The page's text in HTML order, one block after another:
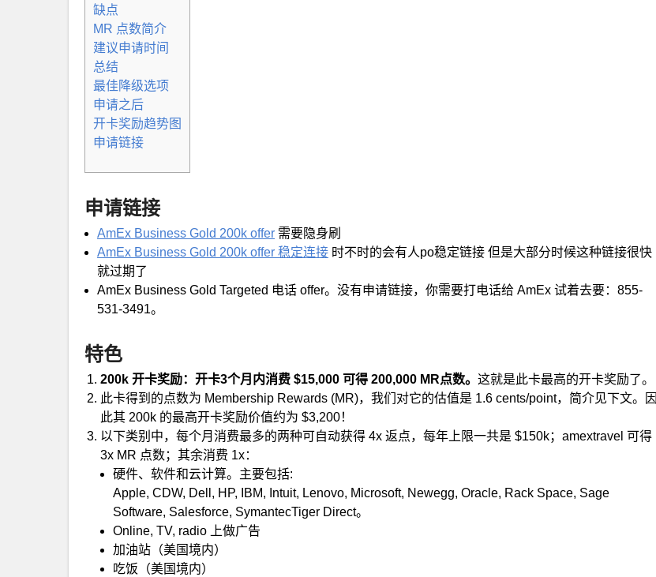
缺点
MR 点数简介
建议申请时间
总结
最佳降级选项
申请之后
开卡奖励趋势图
申请链接
申请链接
AmEx Business Gold 200k offer 需要隐身刷
AmEx Business Gold 200k offer 稳定连接 时不时的会有人po稳定链接 但是大部分时候这种链接很快
就过期了
AmEx Business Gold Targeted 电话 offer。没有申请链接，你需要打电话给 AmEx 试着去要：855-
531-3491。
特色
200k 开卡奖励：开卡3个月内消费 $15,000 可得 200,000 MR点数。 这就是此卡最高的开卡奖励了。
此卡得到的点数为 Membership Rewards (MR)，我们对它的估值是 1.6 cents/point，简介见下文。因
此其 200k 的最高开卡奖励价值约为 $3,200！
以下类别中，每个月消费最多的两种可自动获得 4x 返点，每年上限一共是 $150k；amextravel 可得
3x MR 点数；其余消费 1x：
硬件、软件和云计算。主要包括:
Apple, CDW, Dell, HP, IBM, Intuit, Lenovo, Microsoft, Newegg, Oracle, Rack Space, Sage
Software, Salesforce, SymantecTiger Direct。
Online, TV, radio 上做广告
加油站（美国境内）
吃饭（美国境内）